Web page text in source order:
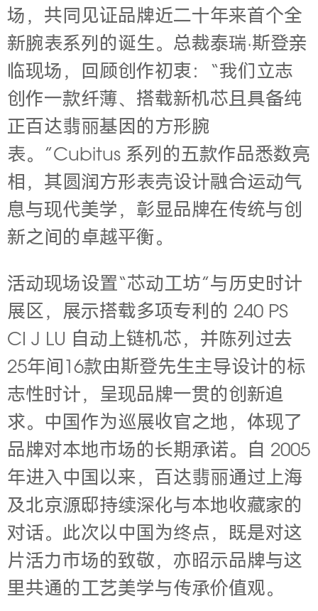
场，共同见证品牌近二十年来首个全
新腕表系列的诞生。总裁泰瑞·斯登亲
临现场，回顾创作初衷：“我们立志
创作一款纤薄、搭载新机芯且具备纯
正百达翡丽基因的方形腕
表。”Cubitus 系列的五款作品悉数亮
相，其圆润方形表壳设计融合运动气
息与现代美学，彰显品牌在传统与创
新之间的卓越平衡。
活动现场设置“芯动工坊”与历史时计
展区，展示搭载多项专利的 240 PS
CI J LU 自动上链机芯，并陈列过去
25年间16款由斯登先生主导设计的标
志性时计，呈现品牌一贯的创新追
求。中国作为巡展收官之地，体现了
品牌对本地市场的长期承诺。自 2005
年进入中国以来，百达翡丽通过上海
及北京源邸持续深化与本地收藏家的
对话。此次以中国为终点，既是对这
片活力市场的致敬，亦昭示品牌与这
里共通的工艺美学与传承价值观。